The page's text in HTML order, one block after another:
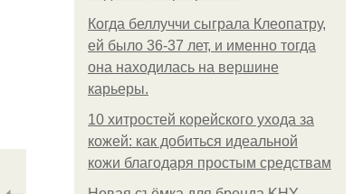
Когда беллуччи сыграла Клеопатру,
ей было 36-37 лет, и именно тогда
она находилась на вершине
карьеры.
10 хитростей корейского ухода за
кожей: как добиться идеальной
кожи благодаря простым средствам